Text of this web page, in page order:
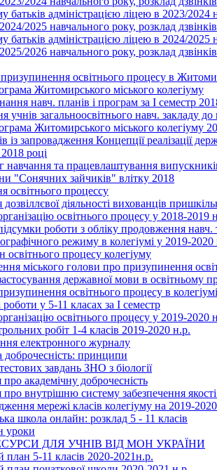
батьків адміністрацією ліцею в 2023/2024
2025 навчального року, розклад дзвінків
батьків адміністрацією ліцею в 2024/2025
2026 навчального року, розклад дзвінків
освітнього процесу в
Житомирського міського колегіуму
навч. планів і програм за І семестр
учнів загальноосвітнього навч. закладу
Житомирського міського колегіуму
із запровадження Концепції реалізації
2018 році
навчання та працевлаштування
"Сонячних зайчиків" влітку 2018
освітнього процессу
дозвіллєвої діяльності вихованців
освітнього процесу у 2018-2019
роботи з обліку продовження навч.
режиму в колегіумі у 2019-2020
освітнього процесу колегіуму
міського голови про призупинення
державної мови в освітньому
освітнього процесу в колегіумі
у 5-11 класах за І семестр
освітнього процесу у 2019-2020
робіт 1-4 класів 2019-2020 н.р.
електронного журналу
доброчесність: принципи
завдань ЗНО з біології
академічну доброчесність
внутрішню систему забезпечення якості
мережі класів колегіуму на 2019-
школа онлайн: розклад 5 - 11 класів
уроки
ДЛЯ УЧНІВ ВІД МОН УКРАЇНИ
план 5-11 класів 2020-2021н.р.